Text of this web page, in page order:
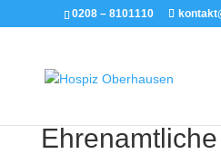
0208 – 8101110